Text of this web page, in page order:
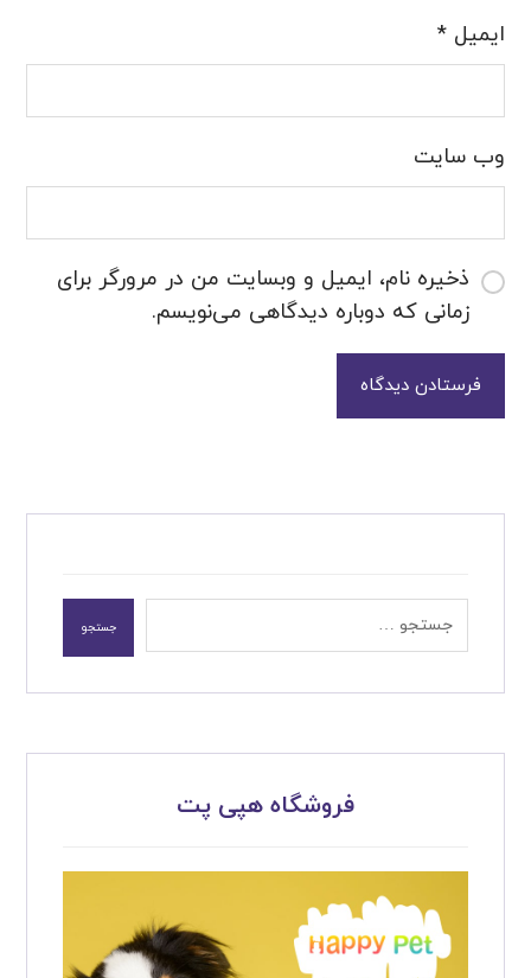
ایمیل*
وب‌ سایت
ذخیره نام، ایمیل و وبسایت من در مرورگر برای
زمانی که دوباره دیدگاهی می‌نویسم.
فرستادن دیدگاه
جستجو
فروشگاه هپی پت